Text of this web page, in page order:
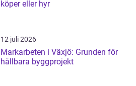
köper eller hyr
12 juli 2026
Markarbeten i Växjö: Grunden för
hållbara byggprojekt